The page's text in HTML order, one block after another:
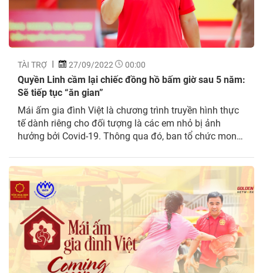
TÀI TRỢ 27/09/2022 00:00
Quyền Linh cầm lại chiếc đồng hồ bấm giờ sau 5 năm:
Sẽ tiếp tục “ăn gian”
Mái ấm gia đình Việt là chương trình truyền hình thực
tế dành riêng cho đối tượng là các em nhỏ bị ảnh
hưởng bởi Covid-19. Thông qua đó, ban tổ chức mong
một sân chơi lành mạnh, xoa dịu nỗi đau trong cuộc...